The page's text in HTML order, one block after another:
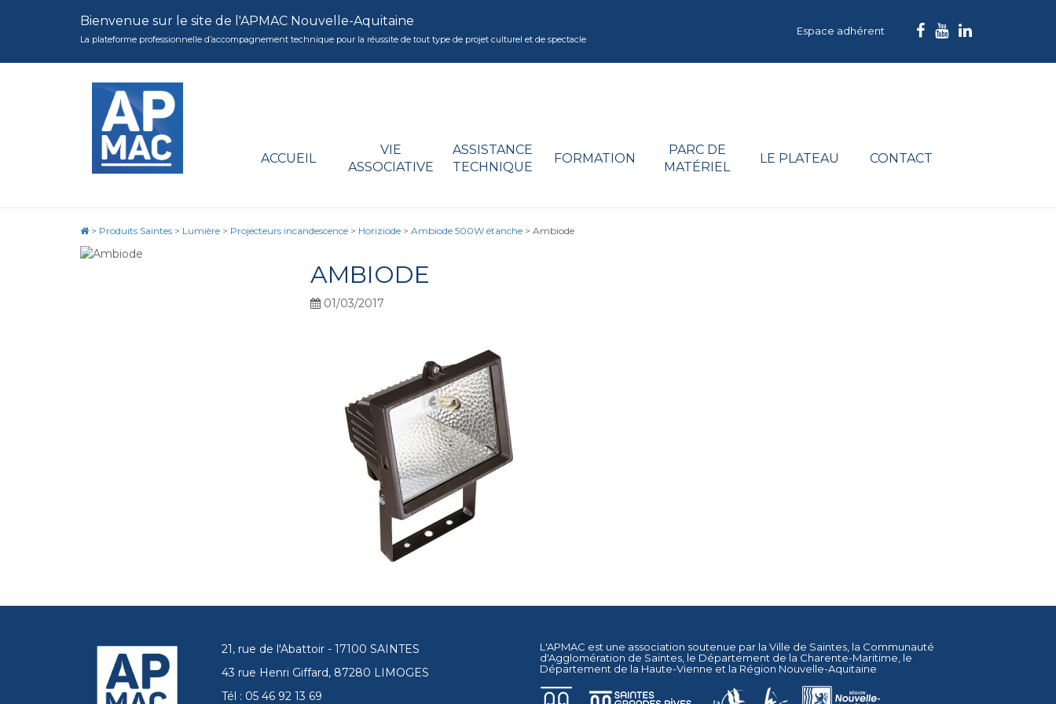
Bienvenue sur le site de l'APMAC Nouvelle-Aquitaine
La plateforme professionnelle d’accompagnement technique pour la réussite de tout type de projet culturel et de spectacle
Espace adhérent
ACCUEIL
VIE
ASSOCIATIVE
ASSISTANCE
TECHNIQUE
FORMATION
PARC DE
MATÉRIEL
LE PLATEAU CONTACT
> Produits Saintes > Lumière > Projecteurs incandescence > Horiziode > Ambiode 500W étanche > Ambiode
AMBIODE
01/03/2017
21, rue de l'Abattoir - 17100 SAINTES
43 rue Henri Giffard, 87280 LIMOGES
Tél : 05 46 92 13 69
L'APMAC est une association soutenue par la Ville de Saintes , la Communauté
d'Agglomération de Saintes , le Département de la Charente-Maritime , le
Département de la Haute-Vienne et la Région Nouvelle-Aquitaine